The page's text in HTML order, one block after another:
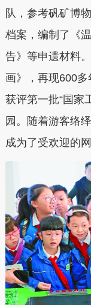
队，参考矾矿博
档案，编制了《
告》等申遗材料
画》，再现600
获评第一批“国家
园。随着游客络
成为了受欢迎的